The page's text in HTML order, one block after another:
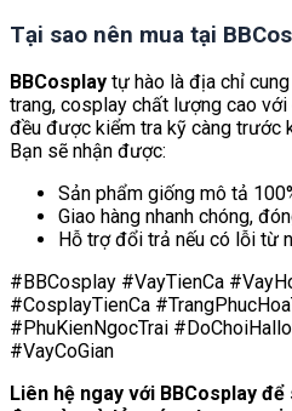
Tại sao nên mua tại
BBCosplay tự hào là địa chỉ
trang, cosplay chất lượng cao
đều được kiểm tra kỹ càng trước
Bạn sẽ nhận được:
Sản phẩm giống mô tả
Giao hàng nhanh chóng,
Hỗ trợ đổi trả nếu có lỗi từ
#BBCosplay #VayTienCa
#CosplayTienCa
#PhuKienNgocTrai
#VayCoGian
Liên hệ ngay với BBCosplay